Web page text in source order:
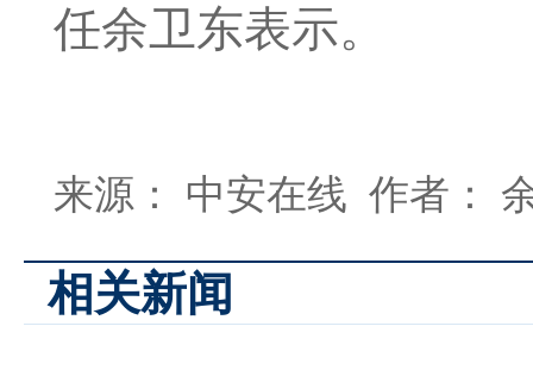
任余卫东表示。
来源： 中安在线 作者：
相关新闻